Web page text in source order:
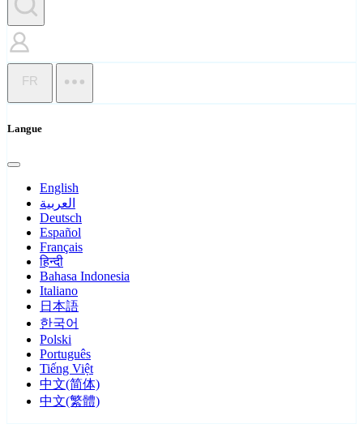
FR
Langue
English
العربية
Deutsch
Español
Français
हिन्दी
Bahasa Indonesia
Italiano
日本語
한국어
Polski
Português
Tiếng Việt
中文(简体)
中文(繁體)